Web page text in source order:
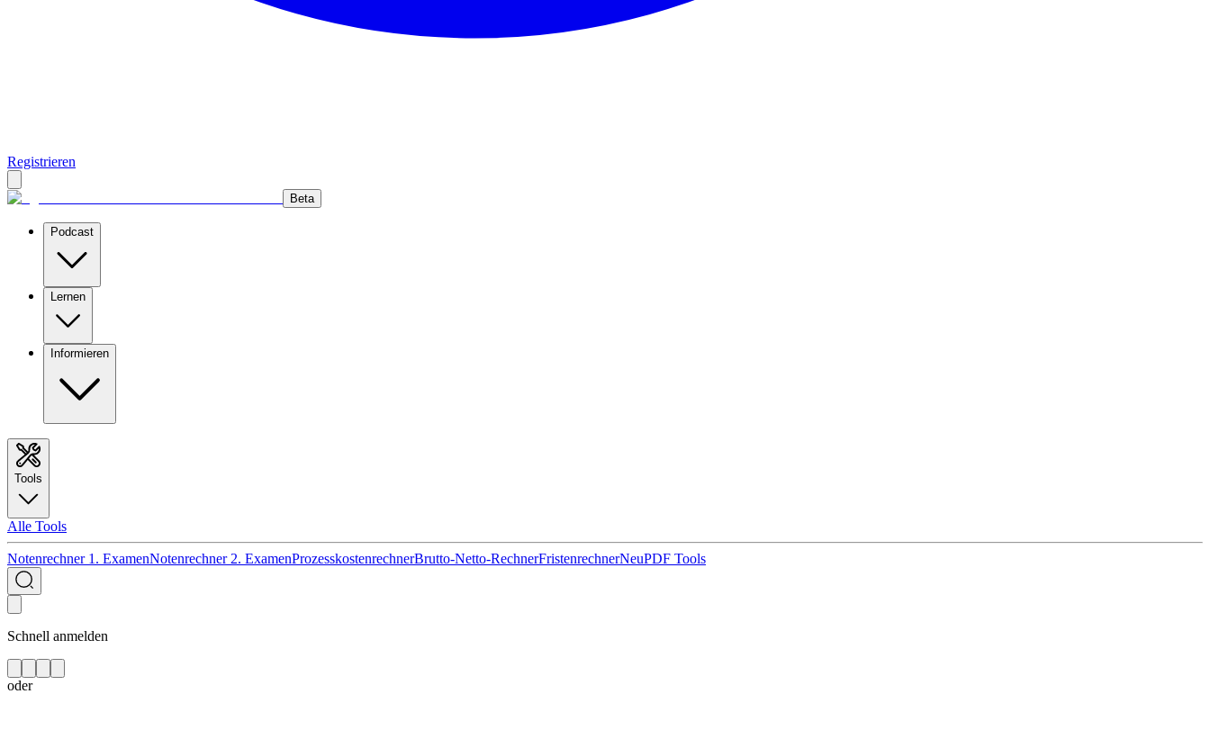
Registrieren
Beta
Podcast
Lernen
Informieren
Tools
Alle Tools
Notenrechner 1. ExamenNotenrechner 2. ExamenProzesskostenrechnerBrutto-Netto-RechnerFristenrechnerNeuPDF Tools
Schnell anmelden
oder